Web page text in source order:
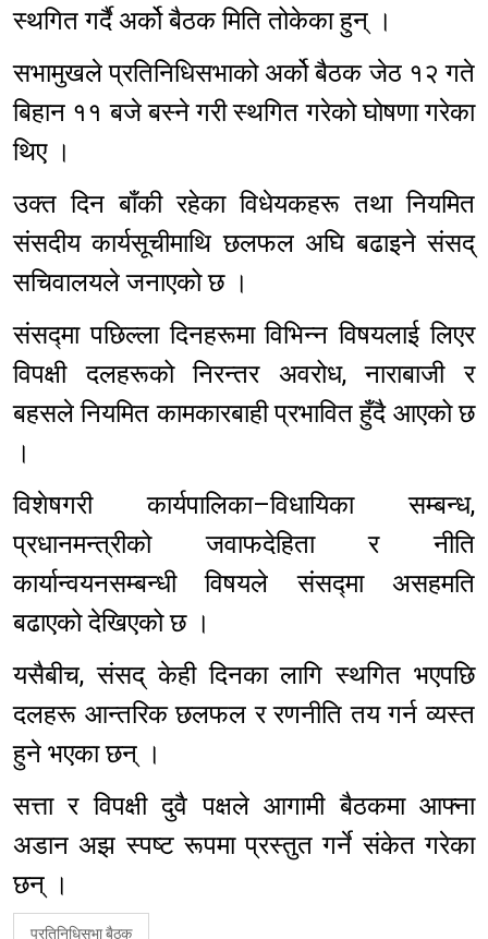
स्थगित गर्दै अर्को बैठक मिति तोकेका हुन् ।
सभामुखले प्रतिनिधिसभाको अर्को बैठक जेठ १२ गते
बिहान ११ बजे बस्ने गरी स्थगित गरेको घोषणा गरेका
थिए ।
उक्त दिन बाँकी रहेका विधेयकहरू तथा नियमित
संसदीय कार्यसूचीमाथि छलफल अघि बढाइने संसद्
सचिवालयले जनाएको छ ।
संसद्मा पछिल्ला दिनहरूमा विभिन्न विषयलाई लिएर
विपक्षी दलहरूको निरन्तर अवरोध, नाराबाजी र
बहसले नियमित कामकारबाही प्रभावित हुँदै आएको छ
।
विशेषगरी कार्यपालिका–विधायिका सम्बन्ध,
प्रधानमन्त्रीको जवाफदेहिता र नीति
कार्यान्वयनसम्बन्धी विषयले संसद्मा असहमति
बढाएको देखिएको छ ।
यसैबीच, संसद् केही दिनका लागि स्थगित भएपछि
दलहरू आन्तरिक छलफल र रणनीति तय गर्न व्यस्त
हुने भएका छन् ।
सत्ता र विपक्षी दुवै पक्षले आगामी बैठकमा आफ्ना
अडान अझ स्पष्ट रूपमा प्रस्तुत गर्ने संकेत गरेका
छन् ।
प्रतिनिधिसभा बैठक